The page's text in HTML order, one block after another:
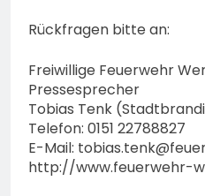
Rückfragen bitte an:
Freiwillige Feuerwehr
Pressesprecher
Tobias Tenk
Telefon: 0151 22788827
E-Mail:
http://www.feuerwehr-